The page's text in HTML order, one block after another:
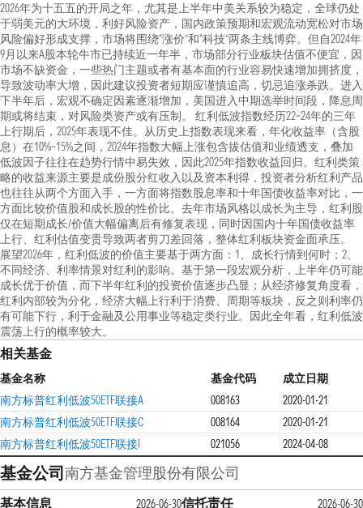
2026年为十五五的开局之年，尤其是上半年中美关系较为稳定，全球仍处
于弱美元的大环境，利好风险资产，国内政策预期和宏观流动宽松对市场
风险偏好形成支撑，市场将围绕“涨价”和“科技”两条主线博弈。但自2024年
9月以来A股本轮牛市已持续近一年半，市场部分行业板块估值不便宜，因
市场不缺资金，一些热门主题或者有基本面的行业容易快速增加拥挤度，
导致波动率大增，因此建议投资者短期应谨慎追高，切忌追涨杀跌。进入
下半年后，宏观不确定因素逐渐增加，美国进入中期选举时间段，降息周
期或将结束，对风险类资产或有压制。 红利低波指数经历22~24年的三年
上行期后，2025年表现不佳。从历史上指数表现来看，年化收益率（含股
息）在10%~15%之间，2024年指数大幅上涨包含拔估值和业绩透支，叠加
低波因子往往在趋势行情中易失效，因此2025年指数收益回归。红利类策
略的收益来源主要是成份股分红收入以及资本利得，投资者分析红利产品
也往往从两个方面入手，一方面将指数股息率和十年国债收益率对比，一
方面比较价值股和成长股的性价比。去年市场风格以成长为主导，红利股
仅在短期成长/价值大幅偏离后有修复表现，同时因国内十年国债收益率
上行、红利估值变贵导致两者剪刀差回落，整体红利板块资金面承压。
展望2026年，红利低波的价值主要基于两方面：1、成长行情到何时；2、
不同经济、利率情景对红利的影响。基于第一段宏观分析，上半年仍可能
成长优于价值，而下半年红利的投资价值逐步凸显；从经济修复角度看，
红利内部较为分化，经济大幅上行利于消费、周期等板块，反之则利率仍
有可能下行，利于金融及公用事业等稳定类行业。因此全年看，红利低波
震荡上行的概率较大。
相关基金
基金名称 基金代码
成立日期
南方标普红利低波50ETF联接A
008163
2020-01-21
南方标普红利低波50ETF联接C
008164
2020-01-21
南方标普红利低波50ETF联接I
021056 2024-04-08
基金公司南方基金管理股份有限公司
基本信息 2026-06-30信托责任 2026-06-30